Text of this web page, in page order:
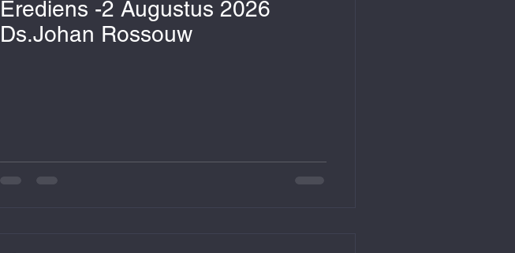
Erediens -2 Augustus 2026
Ds.Johan Rossouw